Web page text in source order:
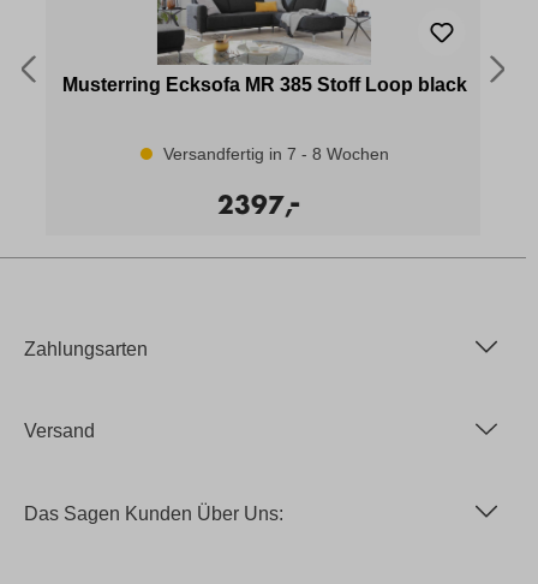
Musterring Ecksofa MR 385 Stoff Loop black
Versandfertig in 7 - 8 Wochen
2397,
-
Zahlungsarten
Versand
Das Sagen Kunden Über Uns: